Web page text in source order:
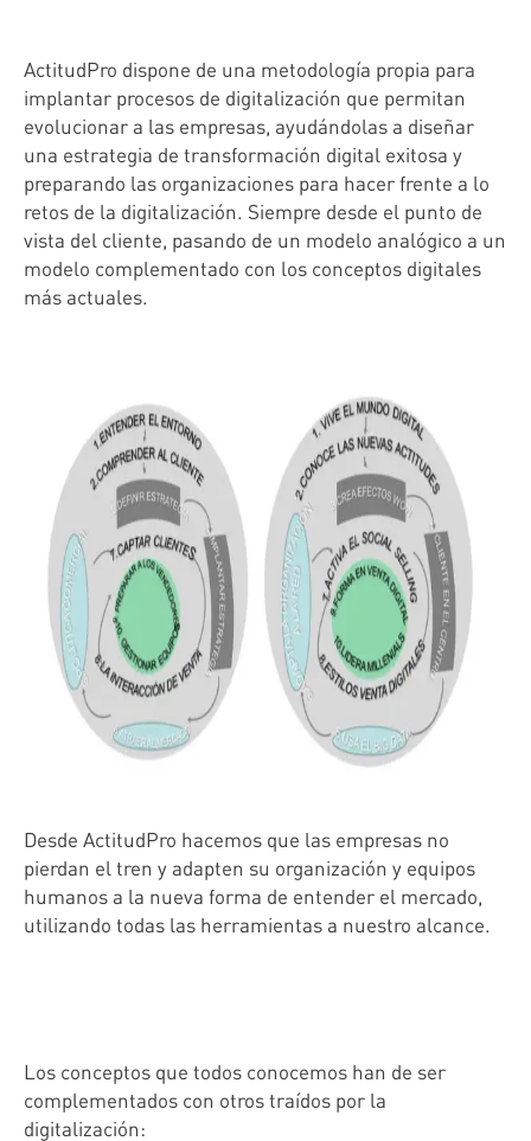
ActitudPro dispone de una metodología propia para
implantar procesos de digitalización que permitan
evolucionar a las empresas, ayudándolas a diseñar
una estrategia de transformación digital exitosa y
preparando las organizaciones para hacer frente a lo
retos de la digitalización. Siempre desde el punto de
vista del cliente, pasando de un modelo analógico a un
modelo complementado con los conceptos digitales
más actuales.
Desde ActitudPro hacemos que las empresas no
pierdan el tren y adapten su organización y equipos
humanos a la nueva forma de entender el mercado,
utilizando todas las herramientas a nuestro alcance.
Los conceptos que todos conocemos han de ser
complementados con otros traídos por la
digitalización: